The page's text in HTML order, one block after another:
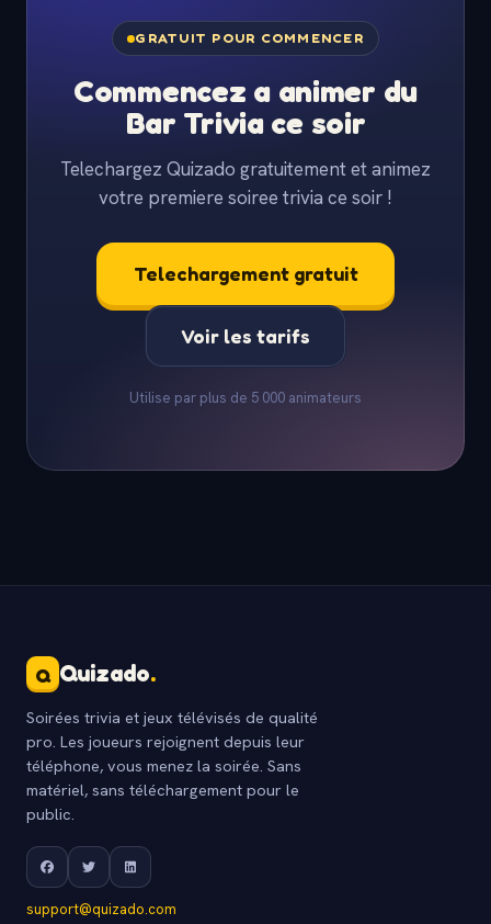
GRATUIT POUR COMMENCER
Commencez a animer du
Bar Trivia ce soir
Telechargez Quizado gratuitement et animez
votre premiere soiree trivia ce soir !
Telechargement gratuit
Voir les tarifs
Utilise par plus de 5 000 animateurs
Q Quizado.
Soirées trivia et jeux télévisés de qualité
pro. Les joueurs rejoignent depuis leur
téléphone, vous menez la soirée. Sans
matériel, sans téléchargement pour le
public.
support@quizado.com